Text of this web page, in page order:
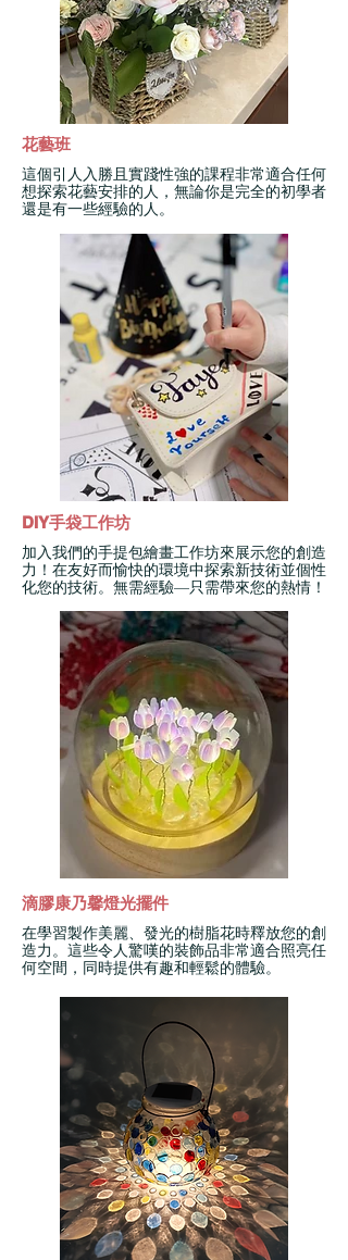
花藝班
這個引人入勝且實踐性強的課程非常適合任何
想探索花藝安排的人，無論你是完全的初學者
還是有一些經驗的人。
DIY手袋工作坊
加入我們的手提包繪畫工作坊來展示您的創造
力！在友好而愉快的環境中探索新技術並個性
化您的技術。無需經驗—只需帶來您的熱情！
滴膠康乃馨燈光擺件
在學習製作美麗、發光的樹脂花時釋放您的創
造力。這些令人驚嘆的裝飾品非常適合照亮任
何空間，同時提供有趣和輕鬆的體驗。